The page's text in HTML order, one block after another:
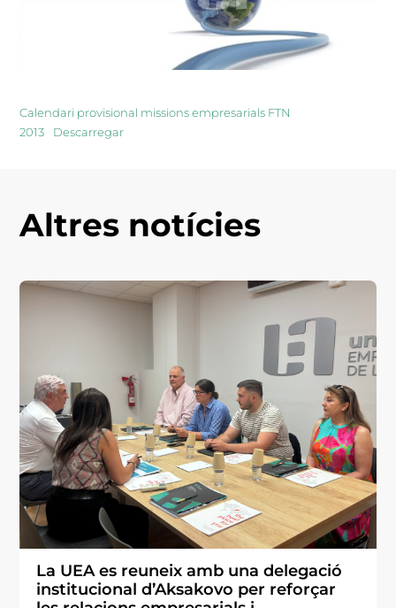
Calendari provisional missions empresarials FTN
2013
Descarregar
Altres notícies
La UEA es reuneix amb una delegació
institucional d’Aksakovo per reforçar